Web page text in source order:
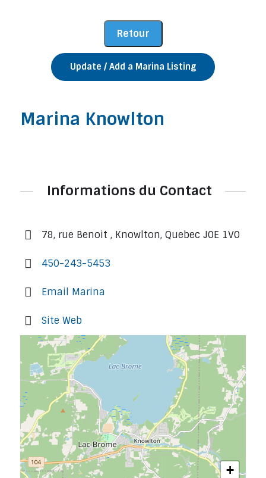
Update / Add a Marina Listing
Marina Knowlton
Informations du Contact
78, rue Benoit , Knowlton, Quebec J0E 1V0
450-243-5453
Email Marina
Site Web
+